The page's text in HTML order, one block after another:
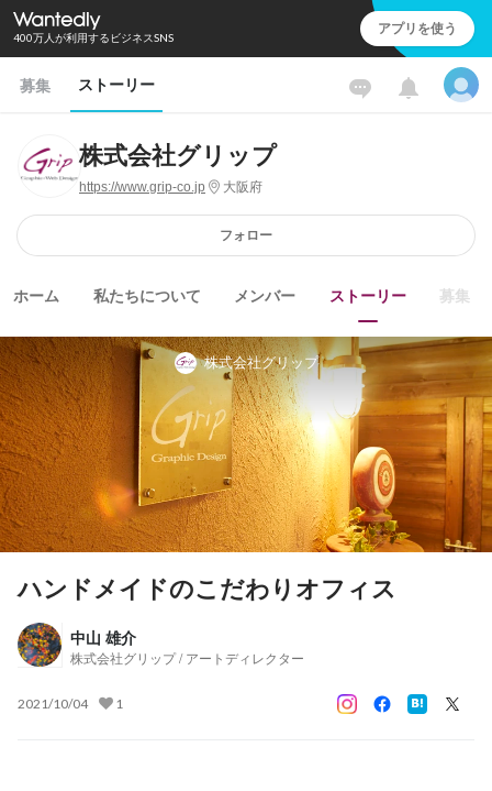
400万人が利用するビジネスSNS アプリを使う
募集 ストーリー
株式会社グリップ
https://www.grip-co.jp 大阪府
フォロー
ホーム 私たちについて メンバー ストーリー 募集
株式会社グリップ
ハンドメイドのこだわりオフィス
中山 雄介
株式会社グリップ / アートディレクター
2021/10/04 1